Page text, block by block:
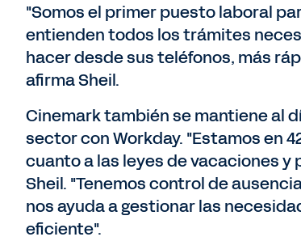
"Somos el primer puesto laboral
entienden todos los trámites
hacer desde sus teléfonos, más
afirma Sheil.
Cinemark también se mantiene al
sector con Workday. "Estamos en
cuanto a las leyes de vacaciones
Sheil. "Tenemos control de
nos ayuda a gestionar las
eficiente".